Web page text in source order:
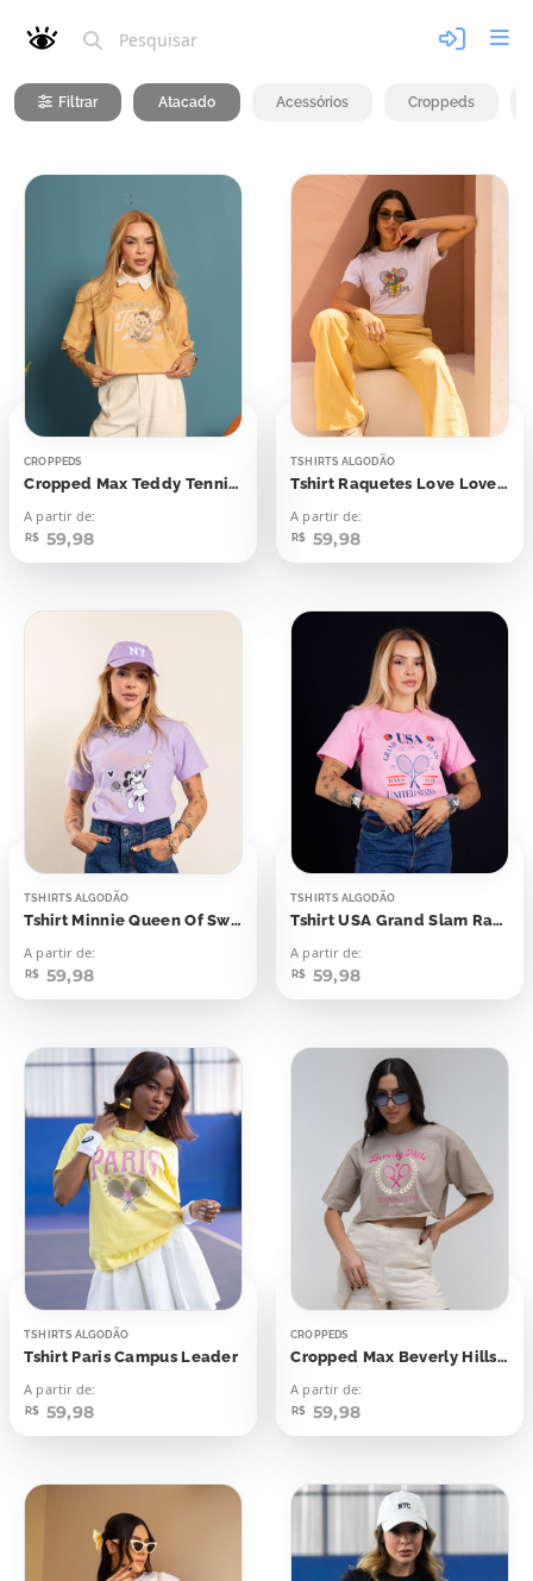
Filtrar Atacado Acessórios Croppeds
CROPPEDS
Cropped Max Teddy Tennis Club
A partir de:
R$ 59,98
TSHIRTS ALGODÃO
Tshirt Raquetes Love Love Tennis Club
A partir de:
R$ 59,98
TSHIRTS ALGODÃO
Tshirt Minnie Queen Of Swing
A partir de:
R$ 59,98
TSHIRTS ALGODÃO
Tshirt USA Grand Slam Raquetes
A partir de:
R$ 59,98
TSHIRTS ALGODÃO
Tshirt Paris Campus Leader
A partir de:
R$ 59,98
CROPPEDS
Cropped Max Beverly Hills Tennis Club
A partir de:
R$ 59,98